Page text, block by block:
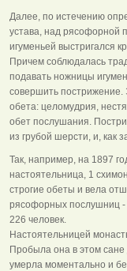
Далее, по истечению
устава, над рясофорной
игуменьей выстригался
Причем соблюдалась
подавать ножницы
совершить пострижение.
обета: целомудрия,
обет послушания.
из грубой шерсти, и, как
Так, например, на 1897
настоятельница, 1
строгие обеты и вела
рясофорных послушниц
226 человек.
Настоятельницей
Пробыла она в этом
умерла моментально и